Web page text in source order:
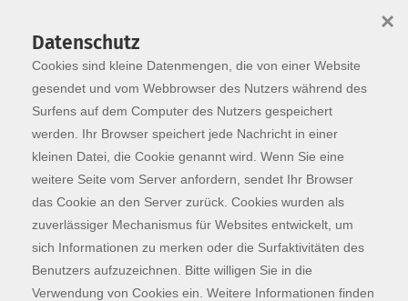
Skip to main content
You are here:
Dozierende
Der Dozent konnte leider nicht gefunden
werden
Datenschutz
Cookies sind kleine Datenmengen, die von einer Website
gesendet und vom Webbrowser des Nutzers während des
Surfens auf dem Computer des Nutzers gespeichert
werden. Ihr Browser speichert jede Nachricht in einer
kleinen Datei, die Cookie genannt wird. Wenn Sie eine
weitere Seite vom Server anfordern, sendet Ihr Browser
das Cookie an den Server zurück. Cookies wurden als
zuverlässiger Mechanismus für Websites entwickelt, um
sich Informationen zu merken oder die Surfaktivitäten des
Benutzers aufzuzeichnen. Bitte willigen Sie in die
Verwendung von Cookies ein. Weitere Informationen finden
×